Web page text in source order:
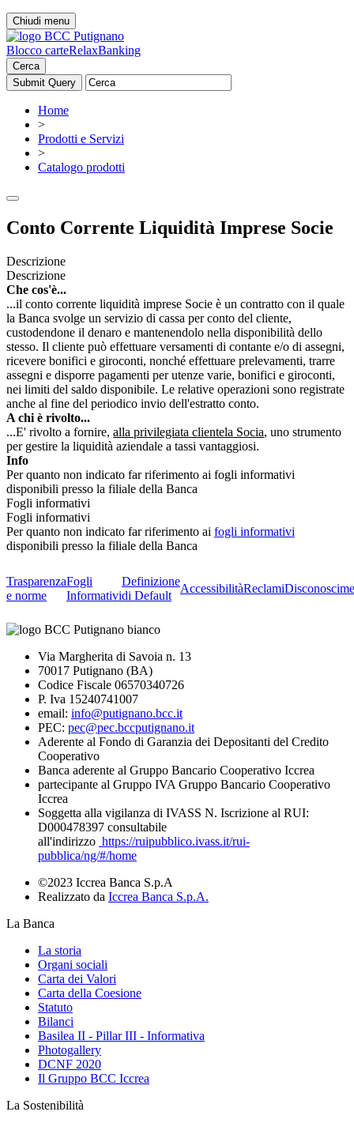
Chiudi menu
Blocco carteRelaxBanking
Cerca
Home
>
Prodotti e Servizi
>
Catalogo prodotti
Conto Corrente Liquidità Imprese Socie
Descrizione
Descrizione
Che cos'è...
...il conto corrente liquidità imprese Socie è un contratto con il quale
la Banca svolge un servizio di cassa per conto del cliente,
custodendone il denaro e mantenendolo nella disponibilità dello
stesso. Il cliente può effettuare versamenti di contante e/o di assegni,
ricevere bonifici e giroconti, nonché effettuare prelevamenti, trarre
assegni e disporre pagamenti per utenze varie, bonifici e giroconti,
nei limiti del saldo disponibile. Le relative operazioni sono registrate
anche al fine del periodico invio dell'estratto conto.
A chi è rivolto...
...E' rivolto a fornire, alla privilegiata clientela Socia, uno strumento
per gestire la liquidità aziendale a tassi vantaggiosi.
Info
Per quanto non indicato far riferimento ai fogli informativi
disponibili presso la filiale della Banca
Fogli informativi
Fogli informativi
Per quanto non indicato far riferimento ai fogli informativi
disponibili presso la filiale della Banca
Trasparenza
e norme
Fogli
Informativi
Definizione
di Default
AccessibilitàReclami
Via Margherita di Savoia n. 13
70017 Putignano (BA)
Codice Fiscale 06570340726
P. Iva 15240741007
email: info@putignano.bcc.it
PEC: pec@pec.bccputignano.it
Aderente al Fondo di Garanzia dei Depositanti del Credito
Cooperativo
Banca aderente al Gruppo Bancario Cooperativo Iccrea
partecipante al Gruppo IVA Gruppo Bancario Cooperativo
Iccrea
Soggetta alla vigilanza di IVASS N. Iscrizione al RUI:
D000478397 consultabile
all'indirizzo https://ruipubblico.ivass.it/rui-
pubblica/ng/#/home
©2023 Iccrea Banca S.p.A
Realizzato da Iccrea Banca S.p.A.
La Banca
La storia
Organi sociali
Carta dei Valori
Carta della Coesione
Statuto
Bilanci
Basilea II - Pillar III - Informativa
Photogallery
DCNF 2020
Il Gruppo BCC Iccrea
La Sostenibilità